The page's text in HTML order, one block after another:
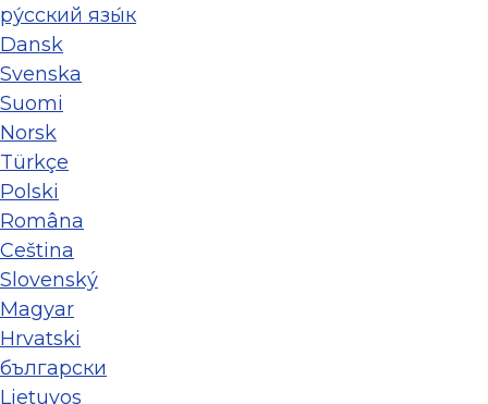
ру́сский язы́к
Dansk
Svenska
Suomi
Norsk
Türkçe
Polski
Româna
Ceština
Slovenský
Magyar
Hrvatski
български
Lietuvos